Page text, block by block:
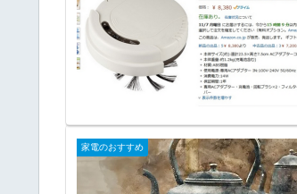
家電のおすすめ